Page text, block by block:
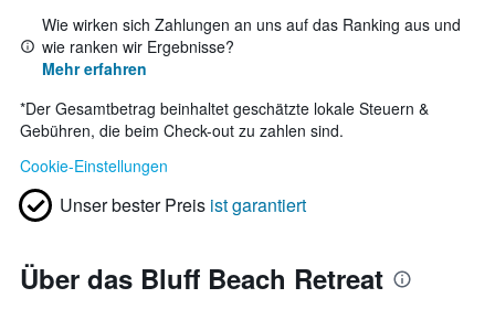
Wie wirken sich Zahlungen an uns auf das Ranking aus und
wie ranken wir Ergebnisse?
Mehr erfahren
*Der Gesamtbetrag beinhaltet geschätzte lokale Steuern &
Gebühren, die beim Check-out zu zahlen sind.
Cookie-Einstellungen
Unser bester Preis ist garantiert
Über das Bluff Beach Retreat